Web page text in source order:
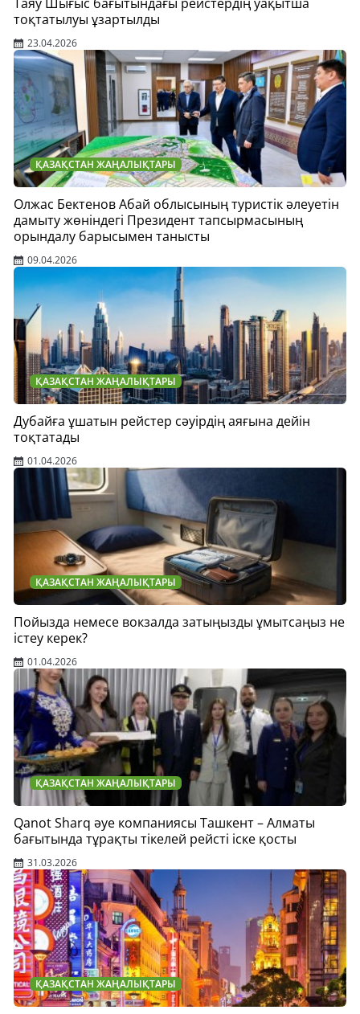
тоқтатылуы ұзартылды
23.04.2026
ҚАЗАҚСТАН ЖАҢАЛЫҚТАРЫ
Олжас Бектенов Абай облысының туристік әлеуетін
дамыту жөніндегі Президент тапсырмасының
орындалу барысымен танысты
09.04.2026
ҚАЗАҚСТАН ЖАҢАЛЫҚТАРЫ
Дубайға ұшатын рейстер сәуірдің аяғына дейін
тоқтатады
01.04.2026
ҚАЗАҚСТАН ЖАҢАЛЫҚТАРЫ
Пойызда немесе вокзалда затыңызды ұмытсаңыз не
істеу керек?
01.04.2026
ҚАЗАҚСТАН ЖАҢАЛЫҚТАРЫ
Qanot Sharq әуе компаниясы Ташкент – Алматы
бағытында тұрақты тікелей рейсті іске қосты
31.03.2026
ҚАЗАҚСТАН ЖАҢАЛЫҚТАРЫ